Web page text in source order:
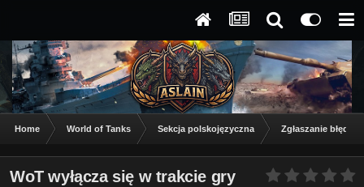
Home World of Tanks Sekcja polskojęzyczna Zgłaszanie
WoT wyłącza się w trakcie gry